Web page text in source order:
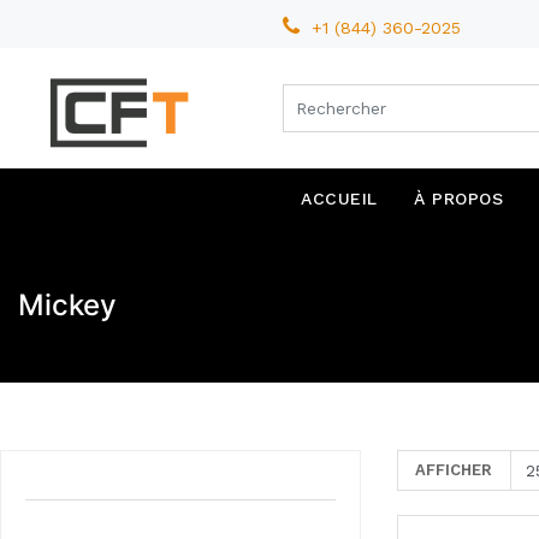
+1 (844) 360-2025
ACCUEIL À PROPOS
Mickey
AFFICHER